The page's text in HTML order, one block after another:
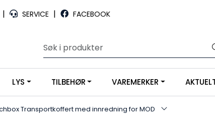
| SERVICE | FACEBOOK
LYS TILBEHØR VAREMERKER
Transportkoffert med innredning for MOD